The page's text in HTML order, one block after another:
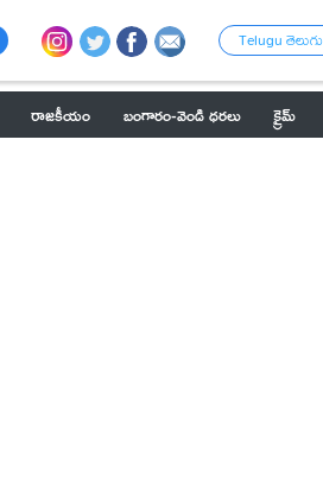
Telugu తెలుగు
రాజకీయం బంగారం-వెండి ధరలు క్రైమ్